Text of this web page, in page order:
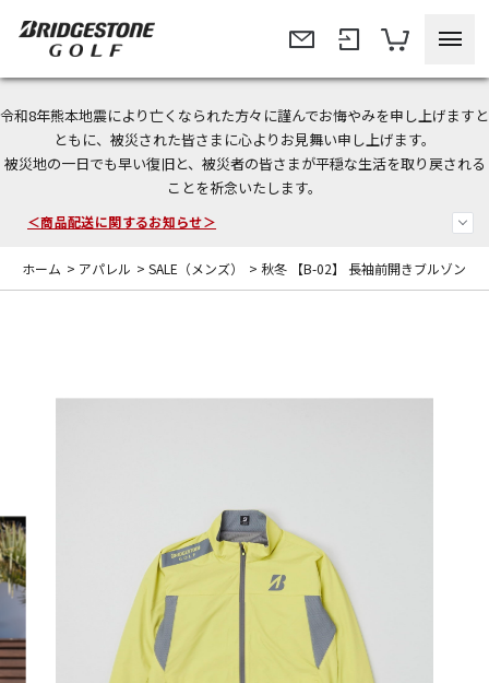
令和8年熊本地震により亡くなられた方々に謹んでお悔やみを申し上げますと
ともに、被災された皆さまに心よりお見舞い申し上げます。
被災地の一日でも早い復旧と、被災者の皆さまが平穏な生活を取り戻される
ことを祈念いたします。
今なら新規会員登録で1,000円OFFクーポンプレゼント！
＜商品配送に関するお知らせ＞
ホーム > アパレル > SALE（メンズ） > 秋冬 【B-02】 長袖前開きブルゾン